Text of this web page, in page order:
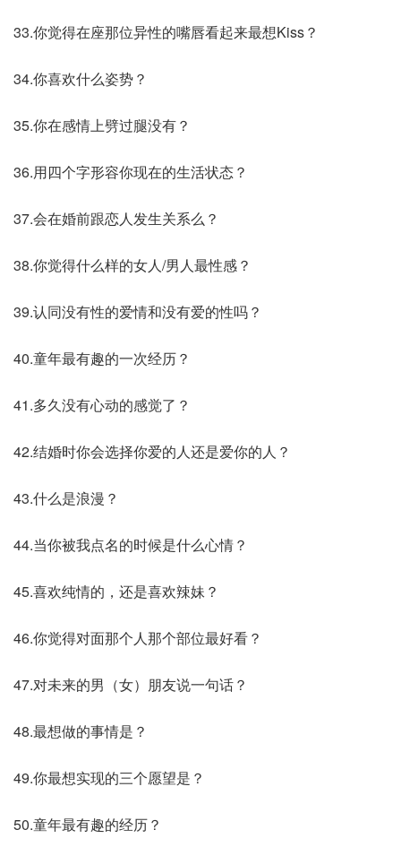
33.你觉得在座那位异性的嘴唇看起来最想Kiss？
34.你喜欢什么姿势？
35.你在感情上劈过腿没有？
36.用四个字形容你现在的生活状态？
37.会在婚前跟恋人发生关系么？
38.你觉得什么样的女人/男人最性感？
39.认同没有性的爱情和没有爱的性吗？
40.童年最有趣的一次经历？
41.多久没有心动的感觉了？
42.结婚时你会选择你爱的人还是爱你的人？
43.什么是浪漫？
44.当你被我点名的时候是什么心情？
45.喜欢纯情的，还是喜欢辣妹？
46.你觉得对面那个人那个部位最好看？
47.对未来的男（女）朋友说一句话？
48.最想做的事情是？
49.你最想实现的三个愿望是？
50.童年最有趣的经历？